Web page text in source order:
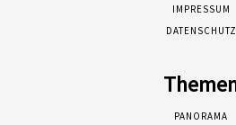
IMPRESSUM
DATENSCHUTZ
PANORAMA